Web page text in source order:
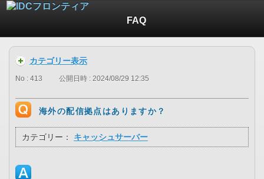
FAQ
カテゴリー表示
No : 413 公開日時 : 2024/08/29 12:35
海外の配信拠点はありますか？
カテゴリー： キャッシュサーバー